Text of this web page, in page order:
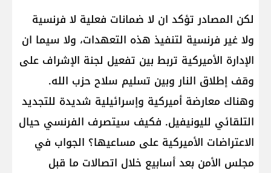
لكن المصادر تؤكد ان لا ضمانات فعلية لا فرنسية
ولا غير فرنسية لتنفيذ هذه التعهدات، ولا سيما ان
الإدارة الأميركية تربط بين تفعيل لجنة الإشراف على
وقف إطلاق النار وبين تسليم سلاح حزب الله.
وهناك معارضة أميركية وإسرائيلية شديدة للتجديد
التلقائي لليونيفيل. فكيف سيتصرف الفرنسي حيال
الاعتراضات الأميركية على مساعيها؟ الجواب في
مجلس الأمن بعد أسابيع خلال اتصالات ما قبل